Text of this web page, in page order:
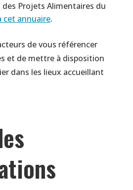
des Projets Alimentaires du
cet annuaire.
de vous référencer
et de mettre à disposition
dans les lieux accueillant